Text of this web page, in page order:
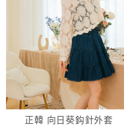
正韓 向日葵鈎針外套